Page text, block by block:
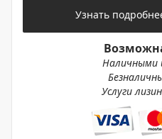
Узнать
Наличными
Услуги